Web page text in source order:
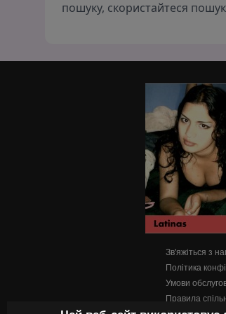
пошуку, скористайтеся
Зв'яжіться з
Політика
Умови
Правила